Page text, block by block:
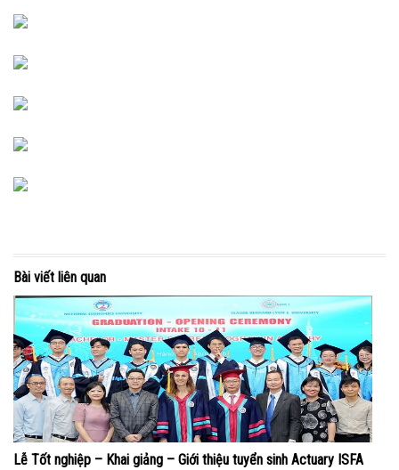
Bài viết liên quan
Lễ Tốt nghiệp – Khai giảng – Giới thiệu tuyển sinh Actuary ISFA